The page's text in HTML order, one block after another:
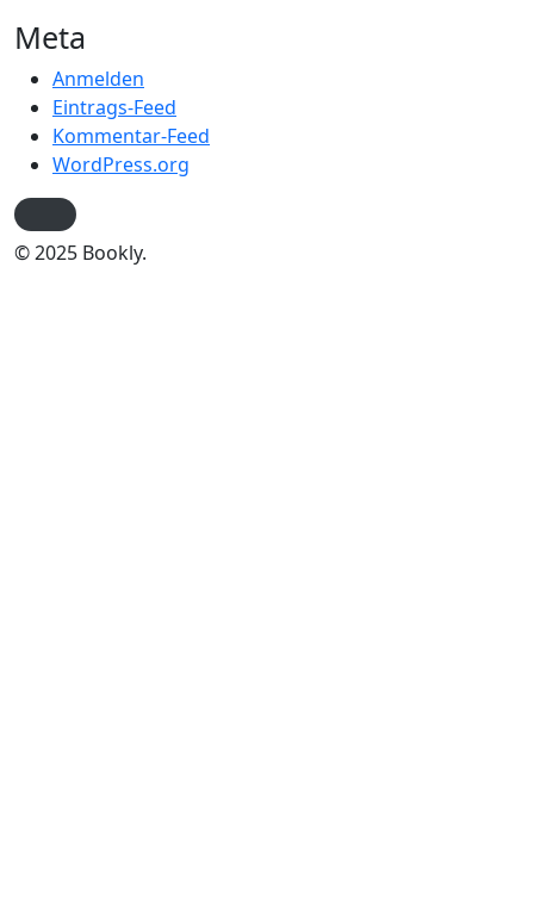
Meta
Anmelden
Eintrags-Feed
Kommentar-Feed
WordPress.org
© 2025 Bookly.